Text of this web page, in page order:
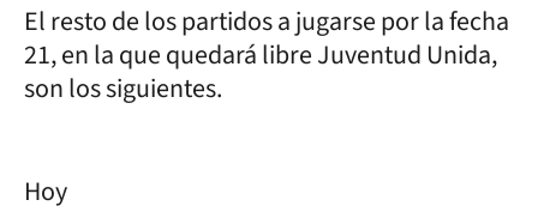
El resto de los partidos a jugarse por la fecha
21, en la que quedará libre Juventud Unida,
son los siguientes.
Hoy